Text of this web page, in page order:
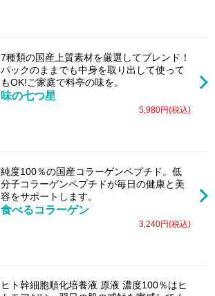
7種類の国産上質素材を厳選してブレンド！
パックのままでも中身を取り出して使って
もOK!ご家庭で料亭の味を。
味の七つ星
5,980円(税込)
純度100％の国産コラーゲンペプチド。低
分子コラーゲンペプチドが毎日の健康と美
容をサポートします。
食べるコラーゲン
3,240円(税込)
ヒト幹細胞順化培養液 原液 濃度100％はヒ